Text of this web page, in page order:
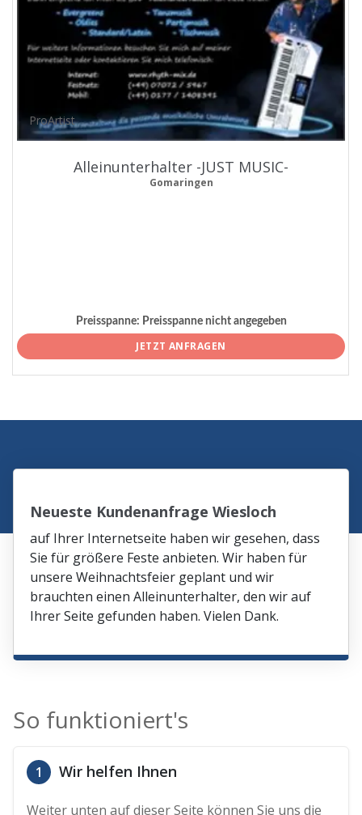
ProArtist
Alleinunterhalter -JUST MUSIC-
Gomaringen
Preisspanne: Preisspanne nicht angegeben
JETZT ANFRAGEN
Neueste Kundenanfrage Wiesloch
auf Ihrer Internetseite haben wir gesehen, dass
Sie für größere Feste anbieten. Wir haben für
unsere Weihnachtsfeier geplant und wir
brauchten einen Alleinunterhalter, den wir auf
Ihrer Seite gefunden haben. Vielen Dank.
So funktioniert's
1 Wir helfen Ihnen
Weiter unten auf dieser Seite können Sie uns die